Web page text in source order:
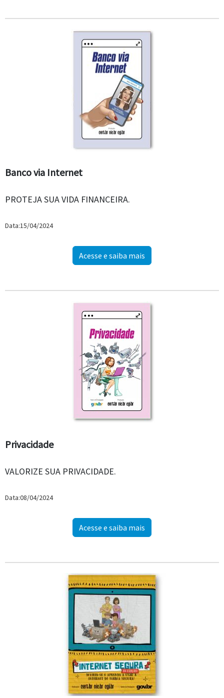
Banco via Internet
PROTEJA SUA VIDA FINANCEIRA.
Data:15/04/2024
Acesse e saiba mais
Privacidade
VALORIZE SUA PRIVACIDADE.
Data:08/04/2024
Acesse e saiba mais